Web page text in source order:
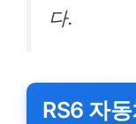
다.
RS6 자